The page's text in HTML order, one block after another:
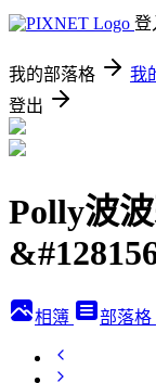
登
我的部落格 我
登出
Polly波
相簿 部落格